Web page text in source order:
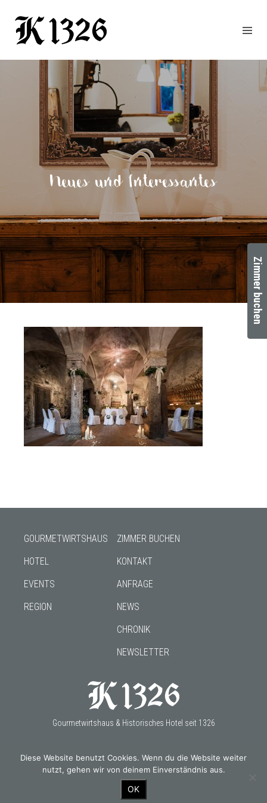
HOTEL
EVENTS
CHRONIK
Neues und Interessantes
GOURMETWIRTSHAUS
HOTEL
EVENTS
REGION
ZIMMER BUCHEN
KONTAKT
ANFRAGE
NEWS
CHRONIK
NEWSLETTER
Gourmetwirtshaus & Historisches Hotel seit 1326
Zimmer buchen
Diese Website benutzt Cookies. Wenn du die Website weiter
nutzt, gehen wir von deinem Einverständnis aus.
OK